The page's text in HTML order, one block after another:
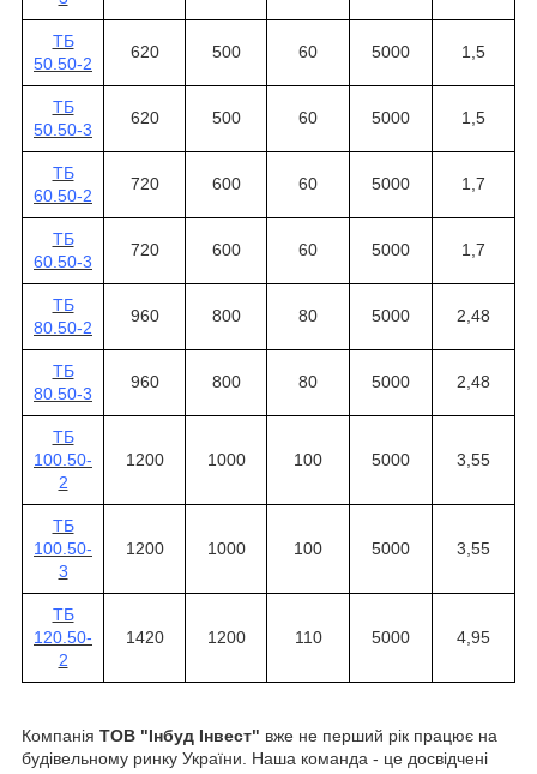
ТБ
50.50-2
620 500 60 5000 1,5
ТБ
50.50-3
620 500 60 5000 1,5
ТБ
60.50-2
720 600 60 5000 1,7
ТБ
60.50-3
720 600 60 5000 1,7
ТБ
80.50-2
960 800 80 5000 2,48
ТБ
80.50-3
960 800 80 5000 2,48
ТБ
100.50-
2
1200 1000 100 5000 3,55
ТБ
100.50-
3
1200 1000 100 5000 3,55
ТБ
120.50-
2
1420 1200 110 5000 4,95
Компанія ТОВ "Інбуд Інвест" вже не перший рік працює на
будівельному ринку України. Наша команда - це досвідчені